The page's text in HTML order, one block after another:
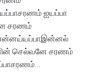
ஐயப்பா
சரணம்
செல்வனே சரணம்